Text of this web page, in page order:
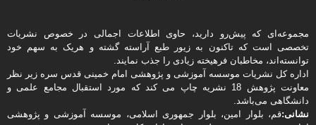
مجموعه‌ای که پیش‌رو دارید،‌ حاوی اطلاعات اجمالی در خصوص نشریات
تخصصی است که تاکنون به زیور طبع آراسته گشته و هریک به سهم خود
توانسته‌اند، مخاطبان فرهیخته‌ زیادی را جذب نمایند.
اداره كل نشریات موسسه آموزشی و پژوهشی امام خمینی قدس سره زیر نظر
معاونت پژوهش 18 نشریه چاپ می کند که مورد استقبال مجامع علمی و
دانشگاهی می‌باشد.
نشانی:قم، بلوار امین، بلوار جمهوری اسلامی، موسسه آموزشی و پژوهشی